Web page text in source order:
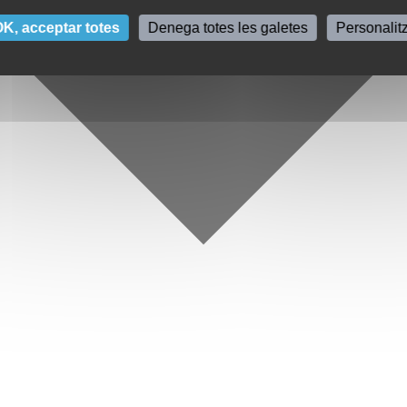
acceptar totes Denega totes les galetes